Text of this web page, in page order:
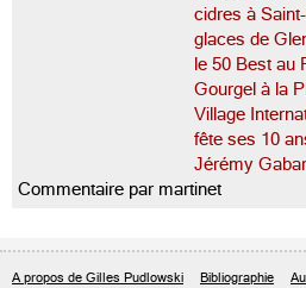
cidres à
glaces de
le 50 Best au
Gourgel à la
Village
fête ses 10
Jérémy
Commentaire par martinet
A propos de Gilles Pudlowski Bibliographie